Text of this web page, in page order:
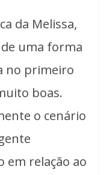
da Melissa,
uma forma
no primeiro
boas.
o cenário
em relação ao